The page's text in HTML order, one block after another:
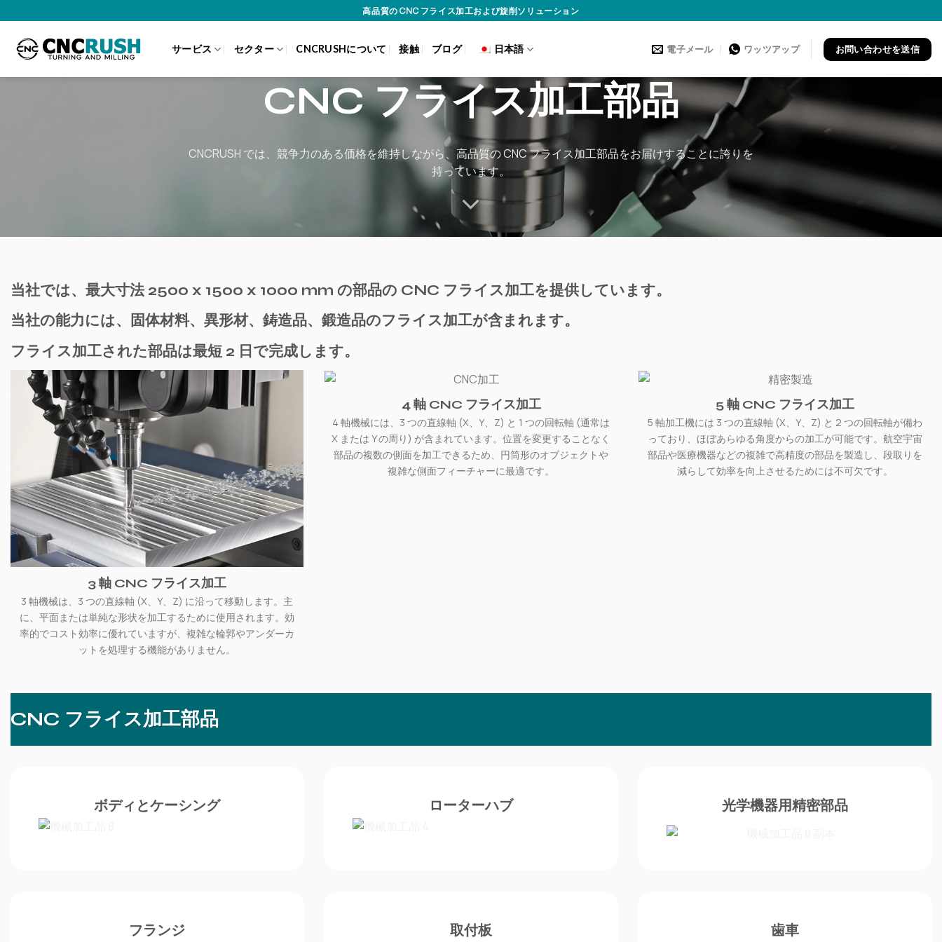
to
content
高品質の CNC フライス加工および旋削ソリューション
サービス セクター CNCRUSHについて 接触 ブログ 日本語 電子メール ワッツアップ お問い合わせを送信
CNC フライス加工部品
CNCRUSH では、競争力のある価格を維持しながら、高品質の CNC フライス加工部品をお届けすることに誇りを
持っています。
当社では、最大寸法 2500 x 1500 x 1000 mm の部品の CNC フライス加工を提供しています。
当社の能力には、固体材料、異形材、鋳造品、鍛造品のフライス加工が含まれます。
フライス加工された部品は最短 2 日で完成します。
3 軸 CNC フライス加工
3 軸機械は、3 つの直線軸 (X、Y、Z) に沿って移動します。主
に、平面または単純な形状を加工するために使用されます。効
率的でコスト効率に優れていますが、複雑な輪郭やアンダーカ
ットを処理する機能がありません。
4 軸 CNC フライス加工
4 軸機械には、3 つの直線軸 (X、Y、Z) と 1 つの回転軸 (通常は
X または Y の周り) が含まれています。位置を変更することなく
部品の複数の側面を加工できるため、円筒形のオブジェクトや
複雑な側面フィーチャーに最適です。
5 軸 CNC フライス加工
5 軸加工機には 3 つの直線軸 (X、Y、Z) と 2 つの回転軸が備わ
っており、ほぼあらゆる角度からの加工が可能です。航空宇宙
部品や医療機器などの複雑で高精度の部品を製造し、段取りを
減らして効率を向上させるためには不可欠です。
CNC フライス加工部品
ボディとケーシング ローターハブ 光学機器用精密部品
フランジ 取付板 歯車